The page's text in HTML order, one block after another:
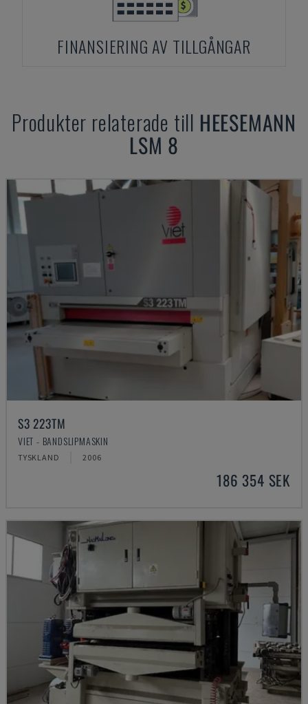
FINANSIERING AV TILLGÅNGAR
Produkter relaterade till HEESEMANN
LSM 8
S3 223TM
VIET - BANDSLIPMASKIN
TYSKLAND 2006
186 354 SEK